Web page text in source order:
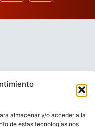
almacenar y/o acceder a la
de estas tecnologías nos